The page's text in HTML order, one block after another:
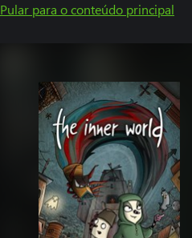
Pular para o conteúdo principal